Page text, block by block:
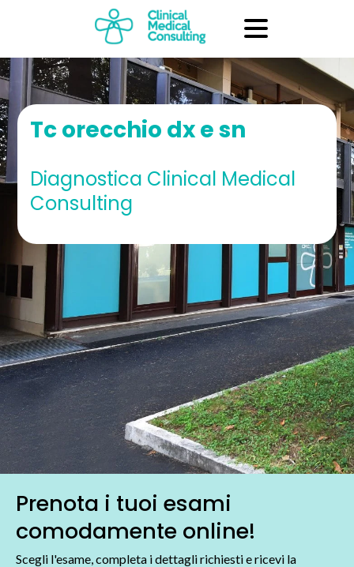
Tc orecchio dx e sn
Diagnostica Clinical Medical
Consulting
Prenota i tuoi esami
comodamente online!
Scegli l'esame, completa i dettagli richiesti e ricevi la